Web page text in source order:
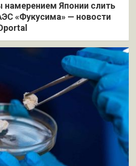
намерением Японии слить
«Фукусима» — новости